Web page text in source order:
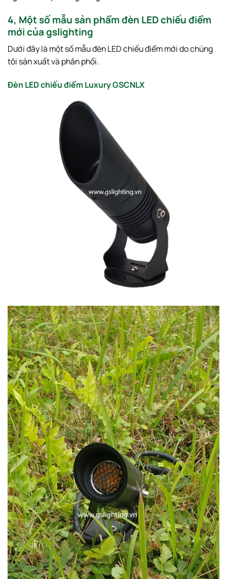
4, Một số mẫu sản phẩm đèn LED chiếu điểm
mới của gslighting
Dưới đây là một số mẫu đèn LED chiếu điểm mới do chúng
tôi sản xuất và phân phối.
Đèn LED chiếu điểm Luxury GSCNLX